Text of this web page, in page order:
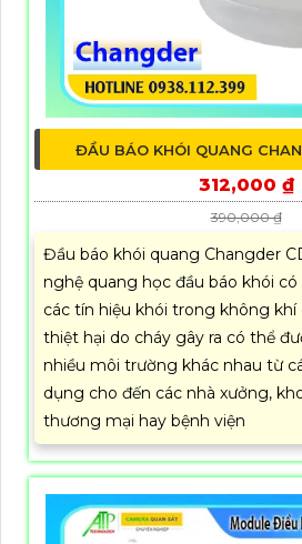
ĐẦU BÁO KHÓI QUANG
312,000 ₫
390,000 ₫
Đầu báo khói quang Changder
nghệ quang học đầu báo khói
các tín hiệu khói trong không
thiệt hại do cháy gây ra có thể
nhiều môi trường khác nhau từ
dụng cho đến các nhà xưởng,
thương mại hay bệnh viện